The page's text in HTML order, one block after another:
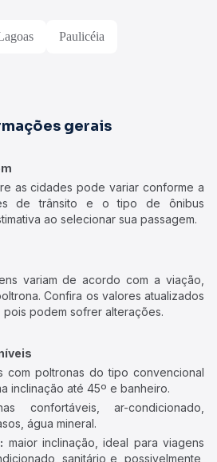
Paulicéia
gerais
as cidades pode variar conforme a
de trânsito e o tipo de ônibus
ao selecionar sua passagem.
variam de acordo com a viação,
Confira os valores atualizados
pois podem sofrer alterações.
com poltronas do tipo convencional
inclinação até 45º e banheiro.
confortáveis, ar-condicionado,
água mineral.
maior inclinação, ideal para viagens
sanitário e, possivelmente,